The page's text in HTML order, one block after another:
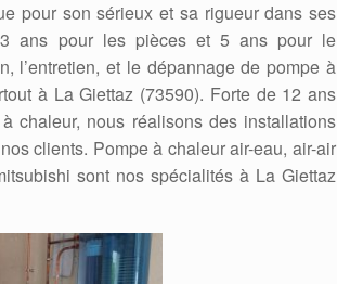
pour son sérieux et sa rigueur dans ses
3 ans pour les pièces et 5 ans pour le
l’entretien, et le dépannage de pompe à
à La Giettaz (73590). Forte de 12 ans
chaleur, nous réalisons des installations
clients. Pompe à chaleur air-eau, air-air
sont nos spécialités à La Giettaz